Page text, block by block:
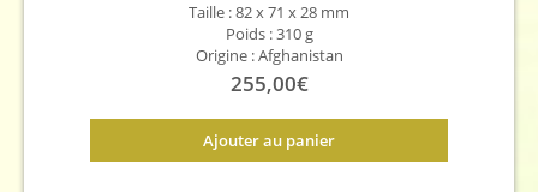
Taille : 82 x 71 x 28 mm
Poids : 310 g
Origine : Afghanistan
255,00€
Ajouter au panier